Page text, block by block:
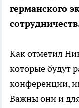
германского
Как отметил
которые будут
конференции,
Важны они и